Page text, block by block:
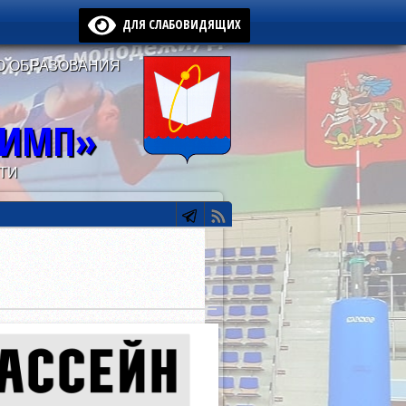
ДЛЯ СЛАБОВИДЯЩИХ
ОБРАЗОВАНИЯ